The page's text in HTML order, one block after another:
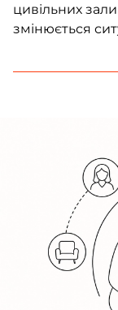
цивільних
змінюється